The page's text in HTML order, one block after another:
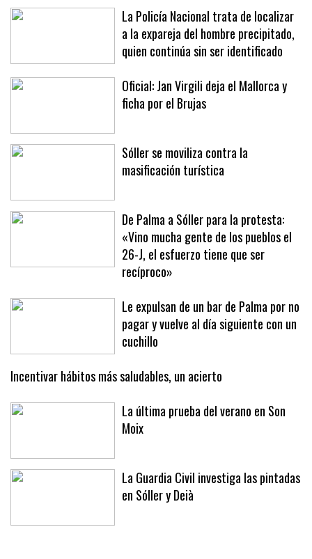
La Policía Nacional trata de localizar
a la expareja del hombre precipitado,
quien continúa sin ser identificado
Oficial: Jan Virgili deja el Mallorca y
ficha por el Brujas
Sóller se moviliza contra la
masificación turística
De Palma a Sóller para la protesta:
«Vino mucha gente de los pueblos el
26-J, el esfuerzo tiene que ser
recíproco»
Le expulsan de un bar de Palma por no
pagar y vuelve al día siguiente con un
cuchillo
Incentivar hábitos más saludables, un acierto
La última prueba del verano en Son
Moix
La Guardia Civil investiga las pintadas
en Sóller y Deià